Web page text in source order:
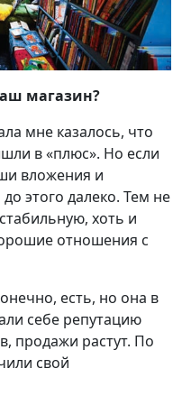
магазин?
мне казалось, что
в «плюс». Но если
вложения и
этого далеко. Тем не
хоть и
отношения с
есть, но она в
себе репутацию
продажи растут. По
свой